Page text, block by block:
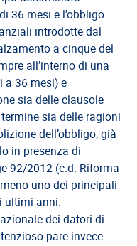
36 mesi e l’obbligo
introdotte dal
a cinque del
all’interno di una
a 36 mesi) e
sia delle clausole
sia delle ragioni
dell’obbligo, già
in presenza di
92/2012 (c.d. Riforma
uno dei principali
ultimi anni.
dei datori di
pare invece